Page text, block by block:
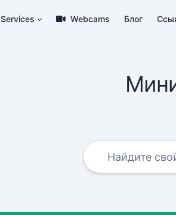
Services Webcams Блог